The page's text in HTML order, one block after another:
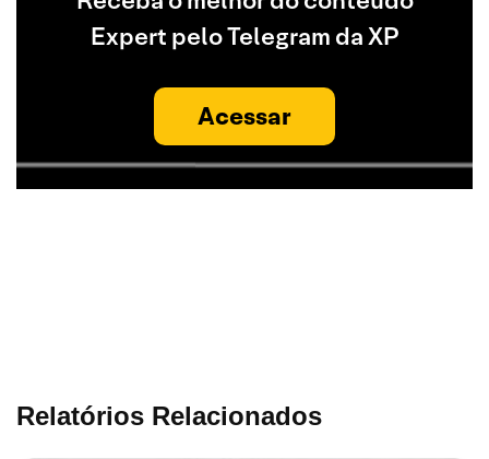
Expert pelo Telegram da XP
Acessar
Relatórios Relacionados